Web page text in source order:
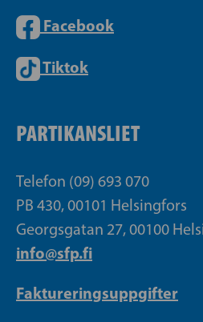
Facebook
Tiktok
PARTIKANSLIET
Telefon (09) 693 070
PB 430, 00101 Helsingfors
Georgsgatan 27, 00100
info@sfp.fi
Faktureringsuppgifter